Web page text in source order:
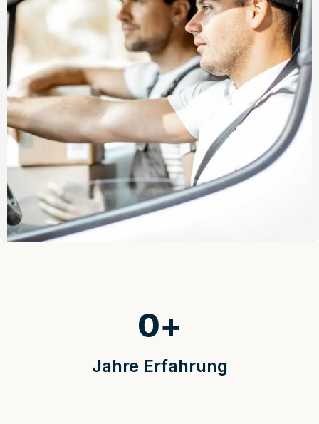
Jahre Erfahrung
0+